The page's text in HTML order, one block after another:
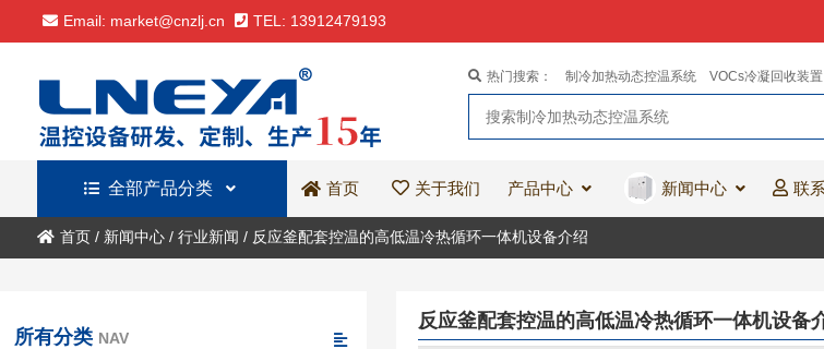
Email: market@cnzlj.cn TEL: 13912479193
热门搜索： 制冷加热动态控温系统 VOCs冷凝回收装置
全部产品分类 首页 关于我们 产品中心 新闻中心 联
首页/ 新闻中心/ 行业新闻 / 反应釜配套控温的高低温冷热循环一体机设备介绍
反应釜配套控温的高低温冷热循环一体机设备
所有分类 NAV